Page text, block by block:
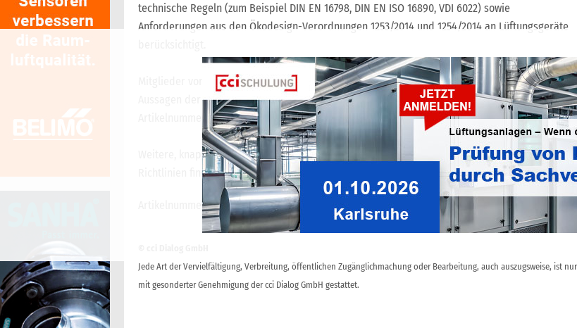
technische Regeln (zum Beispiel DIN EN 16798, DIN EN ISO 16890, VDI 6022) sowie
Anforderungen aus den Ökodesign-Verordnungen 1253/2014 und 1254/2014 an Lüftungsgeräte
Mitglieder von cci Wissensportal können die Redaktions-Zusammenfassung mit den
Aussagen der VDI 3803 Blatt 2 für 4,70 € kaufen. Sie finden die Zusammenfassung unter der
Artikelnummer cci78404.
Weitere, knapp 100 von der Redaktion erstellte Zusammenfassungen von Normen und
Richtlinien finden Siehier.
Artikelnummer: cci70606
Jede Art der Vervielfältigung, Verbreitung, öffentlichen Zugänglichmachung oder Bearbeitung, auch auszugsweise, ist nur
mit gesonderter Genehmigung der cci Dialog GmbH gestattet.